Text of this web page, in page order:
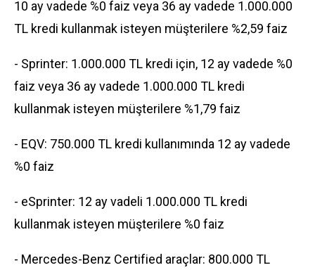
10 ay vadede %0 faiz veya 36 ay vadede 1.000.000
TL kredi kullanmak isteyen müşterilere %2,59 faiz
- Sprinter: 1.000.000 TL kredi için, 12 ay vadede %0
faiz veya 36 ay vadede 1.000.000 TL kredi
kullanmak isteyen müşterilere %1,79 faiz
- EQV: 750.000 TL kredi kullanımında 12 ay vadede
%0 faiz
- eSprinter: 12 ay vadeli 1.000.000 TL kredi
kullanmak isteyen müşterilere %0 faiz
- Mercedes-Benz Certified araçlar: 800.000 TL